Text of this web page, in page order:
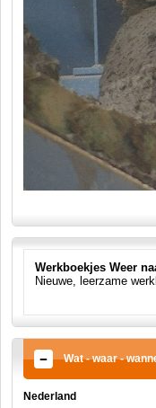
Werkboekjes Weer
Nieuwe, leerzame
Wat - waar -
Nederland